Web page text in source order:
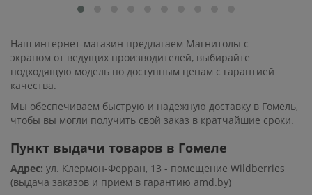
Наш интернет-магазин предлагаем Магнитолы с
экраном от ведущих производителей, выбирайте
подходящую модель по доступным ценам с гарантией
качества.
Мы обеспечиваем быструю и надежную доставку в Гомель,
чтобы вы могли получить свой заказ в кратчайшие сроки.
Пункт выдачи товаров в Гомеле
Адрес: ул. Клермон-Ферран, 13 - помещение Wildberries
(выдача заказов и прием в гарантию amd.by)